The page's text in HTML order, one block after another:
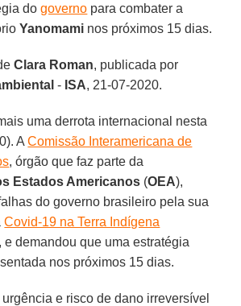
dogoverno para combater a
Yanomami nos próximos 15 dias.
Clara Roman, publicada por
- ISA, 21-07-2020.
uma derrota internacional nesta
AComissão Interamericana de
, órgão que faz parte da
Estados Americanos (OEA),
do governo brasileiro pela sua
Covid-19 na Terra Indígena
e demandou que uma estratégia
nos próximos 15 dias.
e risco de dano irreversível